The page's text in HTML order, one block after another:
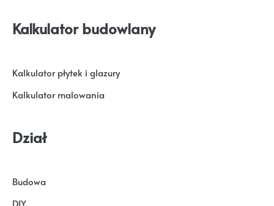
Kalkulator budowlany
Kalkulator płytek i glazury
Kalkulator malowania
Dział
Budowa